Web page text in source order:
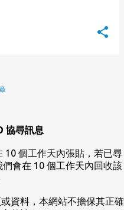
協尋訊息
10 個工作天內張貼，若已尋
會在 10 個工作天內回收該
資料，本網站不擔保其正確